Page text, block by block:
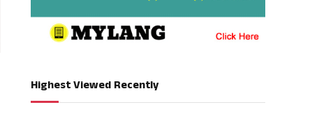
Highest Viewed Recently